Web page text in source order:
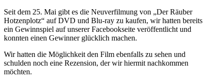
Seit dem 25. Mai gibt es die Neuverfilmung von „Der Räuber
Hotzenplotz“ auf DVD und Blu-ray zu kaufen, wir hatten bereits
ein Gewinnspiel auf unserer Facebookseite veröffentlicht und
konnten einen Gewinner glücklich machen.
Wir hatten die Möglichkeit den Film ebenfalls zu sehen und
schulden noch eine Rezension, der wir hiermit nachkommen
möchten.